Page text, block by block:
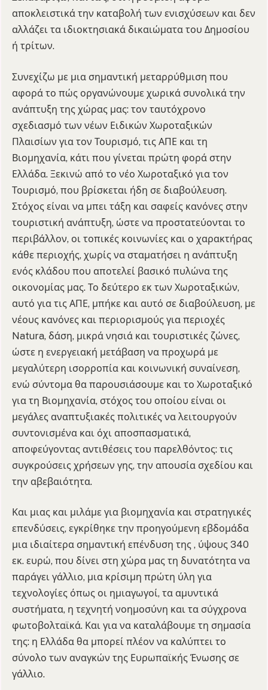
αποκλειστικά την καταβολή των ενισχύσεων και δεν
αλλάζει τα ιδιοκτησιακά δικαιώματα του Δημοσίου
ή τρίτων.
Συνεχίζω με μια σημαντική μεταρρύθμιση που
αφορά το πώς οργανώνουμε χωρικά συνολικά την
ανάπτυξη της χώρας μας: τον ταυτόχρονο
σχεδιασμό των νέων Ειδικών Χωροταξικών
Πλαισίων για τον Τουρισμό, τις ΑΠΕ και τη
Βιομηχανία, κάτι που γίνεται πρώτη φορά στην
Ελλάδα. Ξεκινώ από το νέο Χωροταξικό για τον
Τουρισμό, που βρίσκεται ήδη σε διαβούλευση.
Στόχος είναι να μπει τάξη και σαφείς κανόνες στην
τουριστική ανάπτυξη, ώστε να προστατεύονται το
περιβάλλον, οι τοπικές κοινωνίες και ο χαρακτήρας
κάθε περιοχής, χωρίς να σταματήσει η ανάπτυξη
ενός κλάδου που αποτελεί βασικό πυλώνα της
οικονομίας μας. Το δεύτερο εκ των Χωροταξικών,
αυτό για τις ΑΠΕ, μπήκε και αυτό σε διαβούλευση, με
νέους κανόνες και περιορισμούς για περιοχές
Natura, δάση, μικρά νησιά και τουριστικές ζώνες,
ώστε η ενεργειακή μετάβαση να προχωρά με
μεγαλύτερη ισορροπία και κοινωνική συναίνεση,
ενώ σύντομα θα παρουσιάσουμε και το Χωροταξικό
για τη Βιομηχανία, στόχος του οποίου είναι οι
μεγάλες αναπτυξιακές πολιτικές να λειτουργούν
συντονισμένα και όχι αποσπασματικά,
αποφεύγοντας αντιθέσεις του παρελθόντος: τις
συγκρούσεις χρήσεων γης, την απουσία σχεδίου και
την αβεβαιότητα.
Και μιας και μιλάμε για βιομηχανία και στρατηγικές
επενδύσεις, εγκρίθηκε την προηγούμενη εβδομάδα
μια ιδιαίτερα σημαντική επένδυση της , ύψους 340
εκ. ευρώ, που δίνει στη χώρα μας τη δυνατότητα να
παράγει γάλλιο, μια κρίσιμη πρώτη ύλη για
τεχνολογίες όπως οι ημιαγωγοί, τα αμυντικά
συστήματα, η τεχνητή νοημοσύνη και τα σύγχρονα
φωτοβολταϊκά. Και για να καταλάβουμε τη σημασία
της: η Ελλάδα θα μπορεί πλέον να καλύπτει το
σύνολο των αναγκών της Ευρωπαϊκής Ένωσης σε
γάλλιο.